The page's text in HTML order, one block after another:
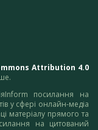
Attribution 4.0
посилання на
у сфері онлайн-медіа
матеріалу прямого та
на цитований